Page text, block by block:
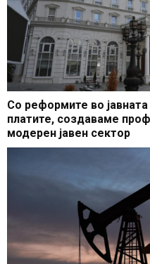
Со реформите во
платите, создаваме
модерен јавен сектор